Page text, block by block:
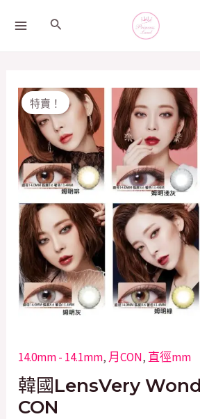
Search
特賣！
14.0mm - 14.1mm, 月CON, 直徑mm
韓國LensVery
CON
Original
price
was:
$168.00.
Current
price
is:
$118.00.
韓
國
LensVery
Wonder
eye
月
CON
quantity